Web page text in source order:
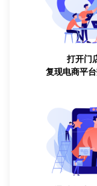
打开门
复现电商平